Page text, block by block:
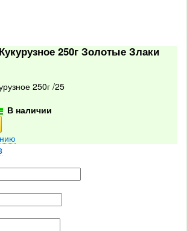
250г Золотые Злаки
250г /25
В наличии